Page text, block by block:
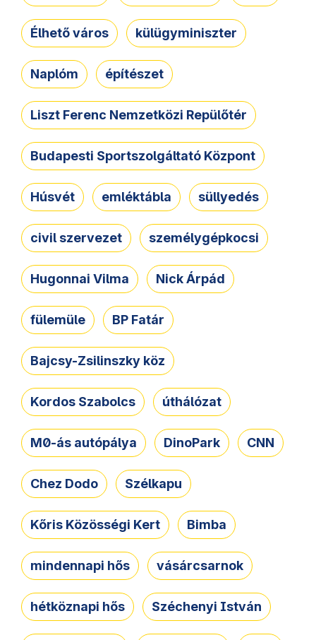
Élhető város külügyminiszter
Naplóm építészet
Liszt Ferenc Nemzetközi Repülőtér
Budapesti Sportszolgáltató Központ
Húsvét emléktábla süllyedés
civil szervezet személygépkocsi
Hugonnai Vilma Nick Árpád
fülemüle BP Fatár
Bajcsy-Zsilinszky köz
Kordos Szabolcs úthálózat
M0-ás autópálya DinoPark CNN
Chez Dodo Szélkapu
Kőris Közösségi Kert Bimba
mindennapi hős vásárcsarnok
hétköznapi hős Széchenyi István